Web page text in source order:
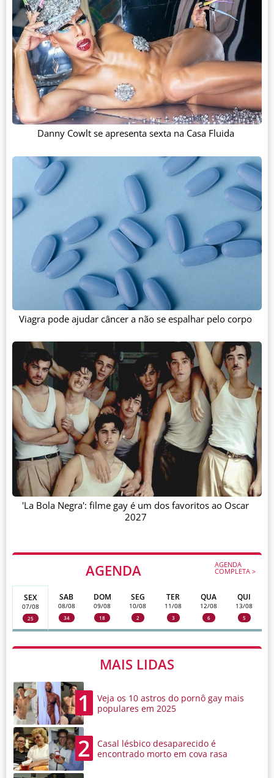
AGENDA AGENDA
COMPLETA >
SEX
07/08
25
SAB
08/08
34
DOM
09/08
18
SEG
10/08
2
TER
11/08
3
QUA
12/08
6
QUI
13/08
5
MAIS LIDAS
1
Veja os 10 astros do pornô gay mais
populares em 2025
2
Casal lésbico desaparecido é
encontrado morto em cova rasa
Danny Cowlt se apresenta sexta na Casa Fluida
Viagra pode ajudar câncer a não se espalhar pelo corpo
'La Bola Negra': filme gay é um dos favoritos ao Oscar
2027